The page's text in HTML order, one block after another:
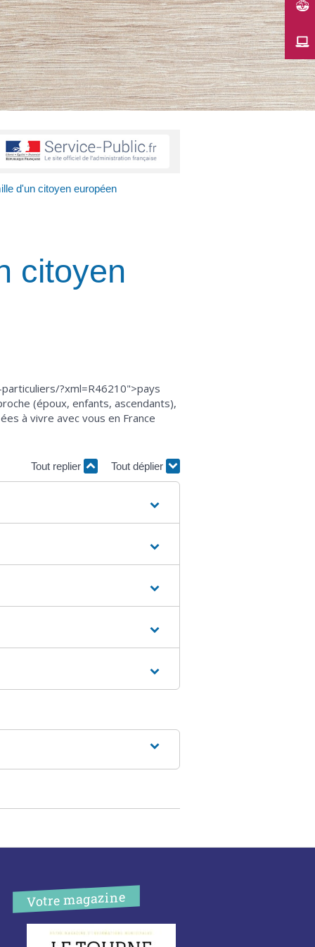
d'un citoyen européen
citoyen
?xml=R46210">pays
(époux, enfants, ascendants),
à vivre avec vous en France
Tout replier Tout déplier
Votre magazine